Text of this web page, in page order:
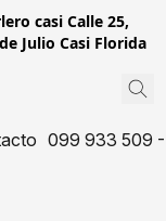
casi Calle 25,
Julio Casi Florida
099 933 509